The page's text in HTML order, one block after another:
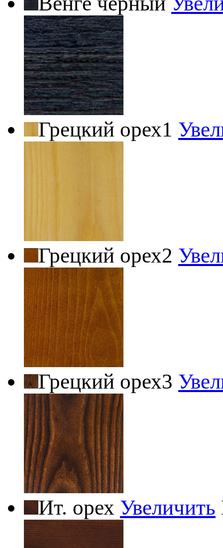
Грецкий орех1
Грецкий орех2
Грецкий орех3
Ит. орех Увеличить